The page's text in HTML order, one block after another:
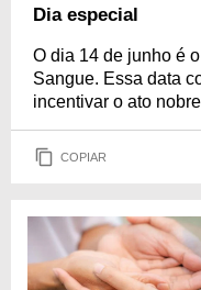
Dia especial
O dia 14 de junho é
Sangue. Essa data
incentivar o ato
COPIAR